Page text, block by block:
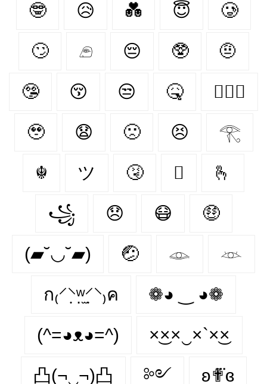
🤓 😥 💑 😇 🥲
🙄 𓂉 😔 🥸 🤨
🤥 😚 😒 🤒 👩‍❤️‍👨
🥹 😧 🙁 😣 𓂀
☬ ツ 🤧 🫩 🫰
꧁ 😞 😷 🤑
(▰˘◡˘▰) 🤕 𓁼 𓁺
ก₍⸍⸌̣ʷ̣̫⸍̣⸌₎ค ❁◕ ‿ ◕❁
(^=◕ᴥ◕=^) ×͜××‿×`×͜×
凸(¬‿¬)凸 ༻ ʚ✟⃛ɞ